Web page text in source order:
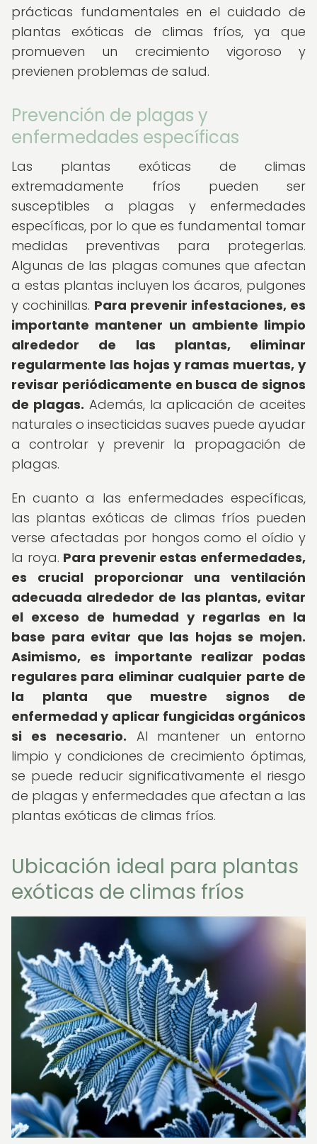
prácticas fundamentales en el cuidado de
plantas exóticas de climas fríos, ya que
promueven un crecimiento vigoroso y
previenen problemas de salud.
Prevención de plagas y
enfermedades específicas
Las plantas exóticas de climas
extremadamente fríos pueden ser
susceptibles a plagas y enfermedades
específicas, por lo que es fundamental tomar
medidas preventivas para protegerlas.
Algunas de las plagas comunes que afectan
a estas plantas incluyen los ácaros, pulgones
y cochinillas. Para prevenir infestaciones, es
importante mantener un ambiente limpio
alrededor de las plantas, eliminar
regularmente las hojas y ramas muertas, y
revisar periódicamente en busca de signos
de plagas. Además, la aplicación de aceites
naturales o insecticidas suaves puede ayudar
a controlar y prevenir la propagación de
plagas.
En cuanto a las enfermedades específicas,
las plantas exóticas de climas fríos pueden
verse afectadas por hongos como el oídio y
la roya. Para prevenir estas enfermedades,
es crucial proporcionar una ventilación
adecuada alrededor de las plantas, evitar
el exceso de humedad y regarlas en la
base para evitar que las hojas se mojen.
Asimismo, es importante realizar podas
regulares para eliminar cualquier parte de
la planta que muestre signos de
enfermedad y aplicar fungicidas orgánicos
si es necesario. Al mantener un entorno
limpio y condiciones de crecimiento óptimas,
se puede reducir significativamente el riesgo
de plagas y enfermedades que afectan a las
plantas exóticas de climas fríos.
Ubicación ideal para plantas
exóticas de climas fríos